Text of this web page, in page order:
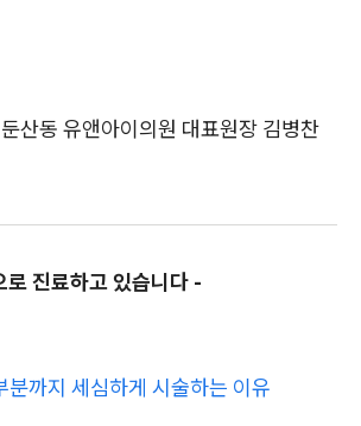
산동 유앤아이의원 대표원장 김병찬
로 진료하고 있습니다 -
분까지 세심하게 시술하는 이유